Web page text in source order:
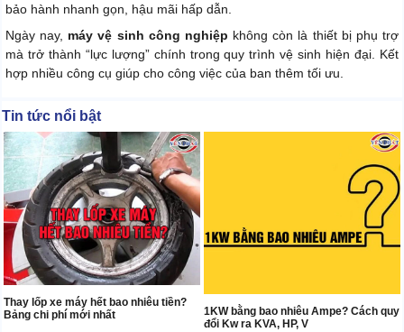
bảo hành nhanh gọn, hậu mãi hấp dẫn.
Ngày nay, máy vệ sinh công nghiệp không còn là thiết bị phụ trợ
mà trở thành “lực lượng” chính trong quy trình vệ sinh hiện đại. Kết
hợp nhiều công cụ giúp cho công việc của ban thêm tối ưu.
Tin tức nổi bật
Thay lốp xe máy hết bao nhiêu tiền?
Bảng chi phí mới nhất
1KW bằng bao nhiêu Ampe? Cách quy
đổi Kw ra KVA, HP, V